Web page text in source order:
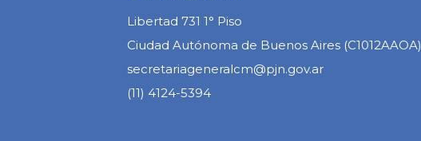
Libertad 731 1° Piso
Ciudad Autónoma de Buenos Aires (C1012AAOA)
secretariageneralcm@pjn.gov.ar
(11) 4124-5394